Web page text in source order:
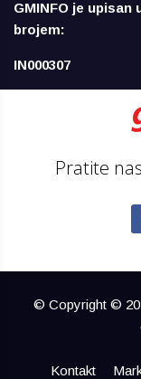
GMINFO je upisan
brojem:
IN000307
Pratite
© Copyright ©
Kontakt